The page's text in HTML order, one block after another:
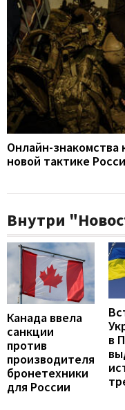
Онлайн-
новой тактике
Внутри
Канада ввела
санкции
против
производителя
бронетехники
для России
в